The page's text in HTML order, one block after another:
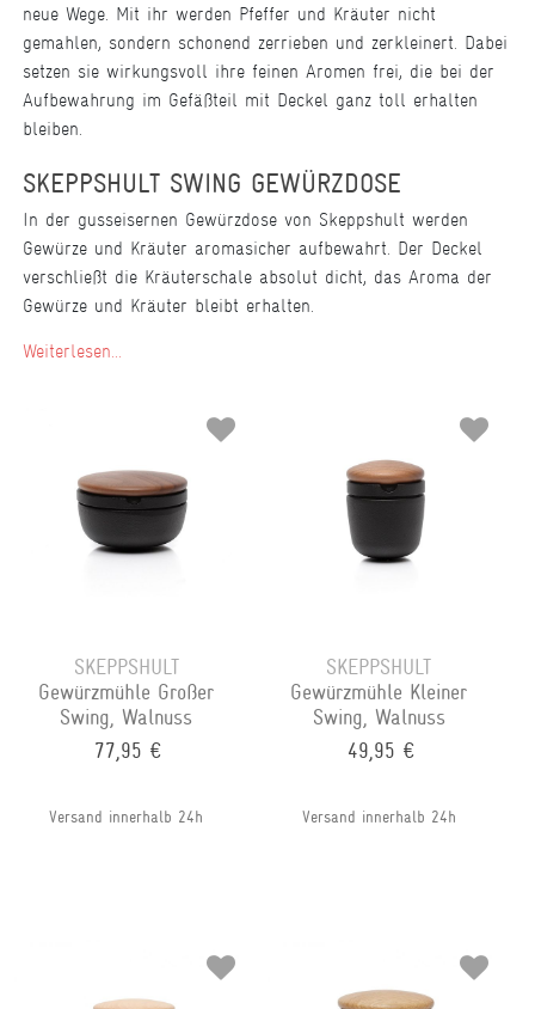
neue Wege. Mit ihr werden Pfeffer und Kräuter nicht
gemahlen, sondern schonend zerrieben und zerkleinert. Dabei
setzen sie wirkungsvoll ihre feinen Aromen frei, die bei der
Aufbewahrung im Gefäßteil mit Deckel ganz toll erhalten
bleiben.
SKEPPSHULT SWING GEWÜRZDOSE
In der gusseisernen Gewürzdose von Skeppshult werden
Gewürze und Kräuter aromasicher aufbewahrt. Der Deckel
verschließt die Kräuterschale absolut dicht, das Aroma der
Gewürze und Kräuter bleibt erhalten.
Weiterlesen...
SKEPPSHULT
Gewürzmühle Großer
Swing, Walnuss
77,95 €
Versand innerhalb 24h
SKEPPSHULT
Gewürzmühle Kleiner
Swing, Walnuss
49,95 €
Versand innerhalb 24h